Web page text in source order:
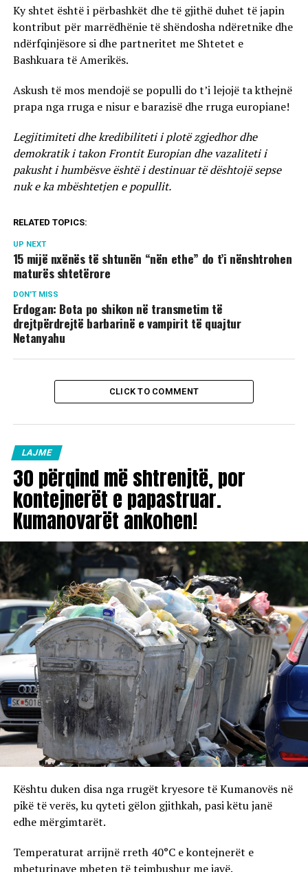
Ky shtet është i përbashkët dhe të gjithë duhet të japin
kontribut për marrëdhënie të shëndosha ndëretnike dhe
ndërfqinjësore si dhe partneritet me Shtetet e
Bashkuara të Amerikës.
Askush të mos mendojë se populli do t’i lejojë ta kthejnë
prapa nga rruga e nisur e barazisë dhe rruga europiane!
Legjitimiteti dhe kredibiliteti i plotë zgjedhor dhe
demokratik i takon Frontit Europian dhe vazaliteti i
pakusht i humbësve është i destinuar të dështojë sepse
nuk e ka mbështetjen e popullit.
RELATED TOPICS:
UP NEXT
15 mijë nxënës të shtunën “nën ethe” do t’i nënshtrohen
maturës shtetërore
DON'T MISS
Erdogan: Bota po shikon në transmetim të
drejtpërdrejtë barbarinë e vampirit të quajtur
Netanyahu
CLICK TO COMMENT
LAJME
30 përqind më shtrenjtë, por
kontejnerët e papastruar.
Kumanovarët ankohen!
Kështu duken disa nga rrugët kryesore të Kumanovës në
pikë të verës, ku qyteti gëlon gjithkah, pasi këtu janë
edhe mërgimtarët.
Temperaturat arrijnë rreth 40°C e kontejnerët e
mbeturinave mbeten të tejmbushur me javë.